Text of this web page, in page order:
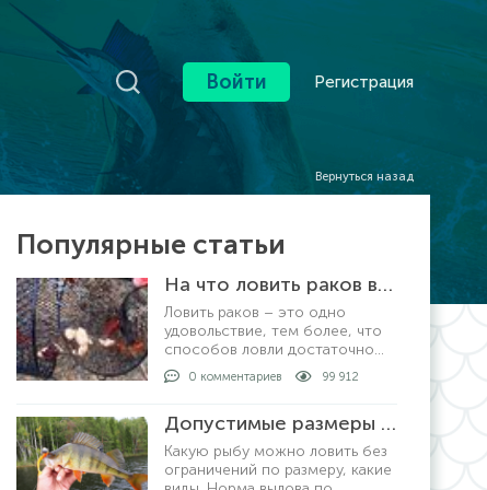
Войти Регистрация
Вернуться назад
Популярные статьи
На что ловить раков в раколовке
Ловить раков – это одно
удовольствие, тем более, что
способов ловли достаточно
много. Самый
распространенный и уловистый
раколовками. Хотя, ловить
раков можно просто рукам
0 комментариев 99 912
Допустимые размеры рыбы для вылова по регионам
Какую рыбу можно ловить без
ограничений по размеру, какие